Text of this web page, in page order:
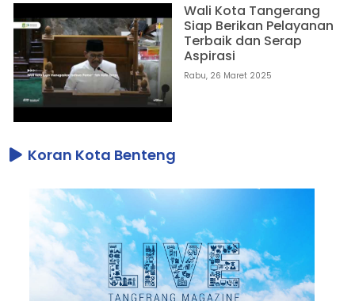
Wali Kota Tangerang
Siap Berikan Pelayanan
Terbaik dan Serap
Aspirasi
Rabu, 26 Maret 2025
Koran Kota Benteng